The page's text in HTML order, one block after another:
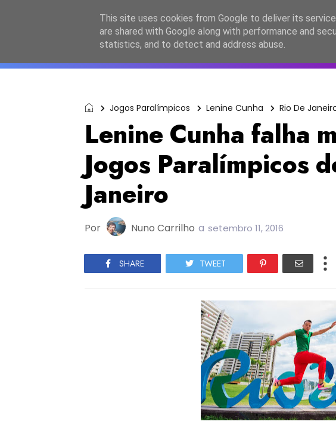
ESC2027 JESC2026 FC2026
Jogos Paralímpicos Lenine Cunha Rio De
Lenine Cunha falha
Jogos Paralímpicos
Janeiro
Por Nuno Carrilho a setembro 11, 2016
SHARE TWEET
This site uses cookies from Google to deliver its
are shared with Google along with performance and
statistics, and to detect and address abuse.